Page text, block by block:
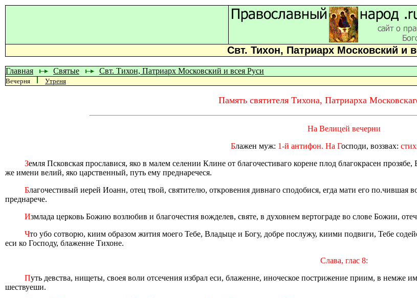
Свт. Тихон, Патриарх Московский и
Главная Святые Свт. Тихон, Патриарх Московский и всея Руси
Вечерня Утреня
Память святителя Тихона, Патриарха
На Велицей вечерни
Блажен муж: 1-й антифон. На Господи, воззвах:
Земля Псковская прославися, яко в малем селении Клине от благочестиваго корене плод благокрасен
же имени велий, яко царственный, путь ему преднаречеся.
Благочестивый иерей Иоанн, отец твой, святителю, откровения дивнаго сподобися, егда мати его по.чившая
преднарече.
Измлада церковь Божию возлюбив и благочестия вожделев, святе, в духовнем вертограде во слове Божии,
Что убо сотворю, киим образом жития моего Тебе, Владыце и Богу, добре послужу, киими подвиги, Тебе
еси ко Господу, блаженне Тихоне.
Слава, глас 8:
Путь девства, нищеты, своея воли отсечения избрал еси, блаженне, иноческое пострижение приим, в немже
шествуеши.